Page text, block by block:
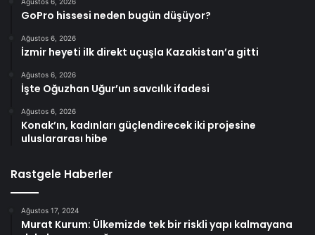
GoPro hissesi neden bugün düşüyor?
Ağustos 6, 2026
İzmir heyeti ilk direkt uçuşla Kazakistan’a gitti
Ağustos 6, 2026
İşte Oğuzhan Uğur’un savcılık ifadesi
Ağustos 6, 2026
Konak’ın, kadınları güçlendirecek iki projesine
uluslararası hibe
Rastgele Haberler
Ağustos 17, 2024
Murat Kurum: Ülkemizde tek bir riskli yapı kalmayana